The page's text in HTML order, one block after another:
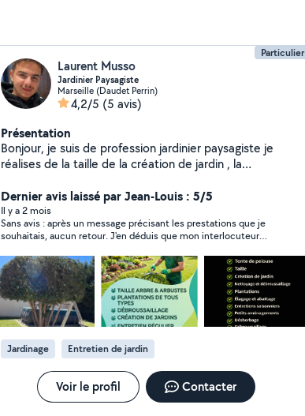
Particulier
Laurent Musso
Jardinier Paysagiste
Marseille (Daudet Perrin)
4,2/5 (5 avis)
Présentation
Bonjour, je suis de profession jardinier paysagiste je
réalises de la taille de la création de jardin , la
également les feuilles je débroussaille.. tout ce qui
touche au jardin, arbres et plantes c'est mon domaine !
Mon travail est propre est soigné ! Mais je fais pas mal
de déménagemenl également ! Je suis très arrangeant
et disponible. À très vite je l'espère !
Dernier avis laissé par Jean-Louis : 5/5
Il y a 2 mois
Sans avis : après un message précisant les prestations que je
souhaitais, aucun retour. J'en déduis que mon interlocuteur
ça me soit dit clairement. PS : Avait perdu son téléphone et m'a
envoyé plus tard un message d'explication ; je n'ai donc plus de
critique à formuler.
Jardinage Entretien de jardin
Voir le profil Contacter